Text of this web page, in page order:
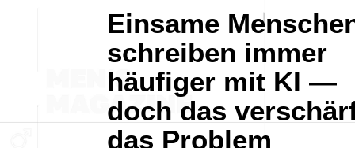
Einsame
schreiben immer
häufiger mit KI —
doch das
das Problem